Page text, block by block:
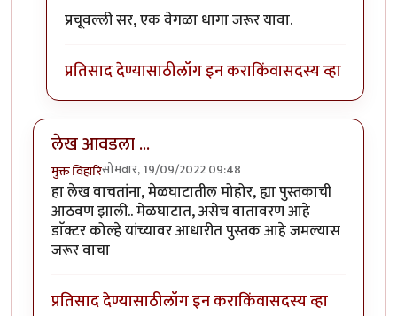
प्रचूवल्ली सर, एक वेगळा धागा जरूर यावा.
प्रतिसाद देण्यासाठीलॉग इन कराकिंवासदस्य व्हा
लेख आवडला ...
मुक्त विहारिसोमवार, 19/09/2022 09:48
हा लेख वाचतांना, मेळघाटातील मोहोर, ह्या पुस्तकाची
आठवण झाली.. मेळघाटात, असेच वातावरण आहे
डाॅक्टर कोल्हे यांच्यावर आधारीत पुस्तक आहे जमल्यास
जरूर वाचा
प्रतिसाद देण्यासाठीलॉग इन कराकिंवासदस्य व्हा